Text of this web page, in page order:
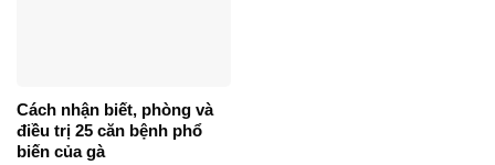
Cách nhận biết, phòng và
điều trị 25 căn bệnh phổ
biến của gà